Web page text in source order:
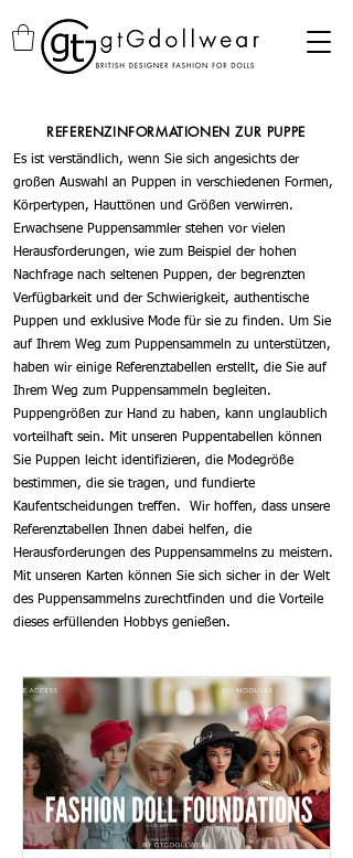
REFERENZINFORMATIONEN ZUR PUPPE
Es ist verständlich, wenn Sie sich angesichts der
großen Auswahl an Puppen in verschiedenen Formen,
Körpertypen, Hauttönen und Größen verwirren.
Erwachsene Puppensammler stehen vor vielen
Herausforderungen, wie zum Beispiel der hohen
Nachfrage nach seltenen Puppen, der begrenzten
Verfügbarkeit und der Schwierigkeit, authentische
Puppen und exklusive Mode für sie zu finden. Um Sie
auf Ihrem Weg zum Puppensammeln zu unterstützen,
haben wir einige Referenztabellen erstellt, die Sie auf
Ihrem Weg zum Puppensammeln begleiten.
Puppengrößen zur Hand zu haben, kann unglaublich
vorteilhaft sein. Mit unseren Puppentabellen können
Sie Puppen leicht identifizieren, die Modegröße
bestimmen, die sie tragen, und fundierte
Kaufentscheidungen treffen. Wir hoffen, dass unsere
Referenztabellen Ihnen dabei helfen, die
Herausforderungen des Puppensammelns zu meistern.
Mit unseren Karten können Sie sich sicher in der Welt
des Puppensammelns zurechtfinden und die Vorteile
dieses erfüllenden Hobbys genießen.